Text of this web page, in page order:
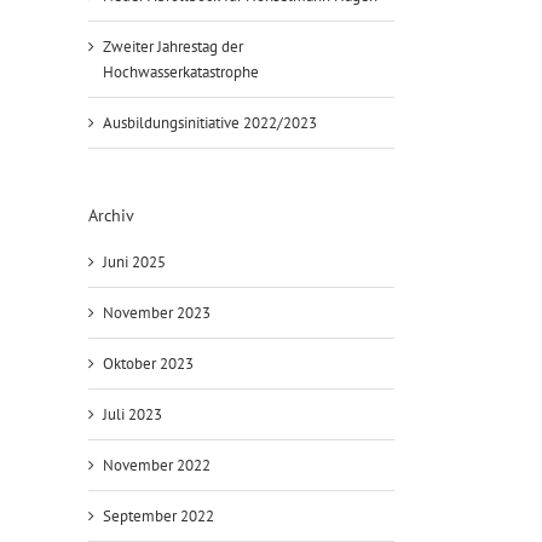
Zweiter Jahrestag der
Hochwasserkatastrophe
Ausbildungsinitiative 2022/2023
Archiv
Juni 2025
November 2023
Oktober 2023
Juli 2023
November 2022
September 2022